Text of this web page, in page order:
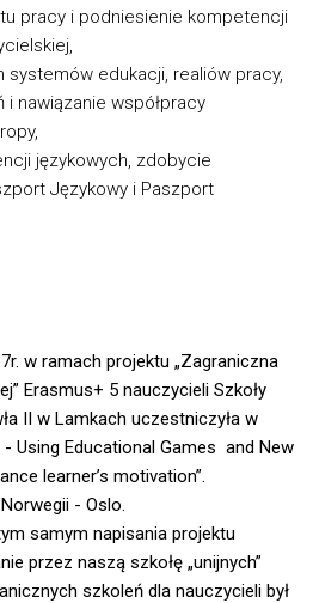
i podniesienie kompetencji
edukacji, realiów pracy,
współpracy
językowych, zdobycie
Językowy i Paszport
w ramach projektu „Zagraniczna
Erasmus+ 5 nauczycieli Szkoły
II w Lamkach uczestniczyła w
Using Educational Games and New
learner’s motivation”.
- Oslo.
samym napisania projektu
przez naszą szkołę „unijnych”
szkoleń dla nauczycieli był